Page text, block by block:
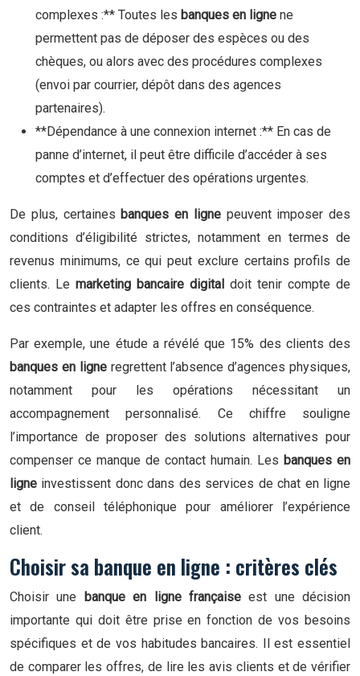
complexes :** Toutes les banques en ligne ne
permettent pas de déposer des espèces ou des
chèques, ou alors avec des procédures complexes
(envoi par courrier, dépôt dans des agences
partenaires).
**Dépendance à une connexion internet :** En cas de
panne d’internet, il peut être difficile d’accéder à ses
comptes et d’effectuer des opérations urgentes.
De plus, certaines banques en ligne peuvent imposer des
conditions d’éligibilité strictes, notamment en termes de
revenus minimums, ce qui peut exclure certains profils de
clients. Le marketing bancaire digital doit tenir compte de
ces contraintes et adapter les offres en conséquence.
Par exemple, une étude a révélé que 15% des clients des
banques en ligne regrettent l’absence d’agences physiques,
notamment pour les opérations nécessitant un
accompagnement personnalisé. Ce chiffre souligne
l’importance de proposer des solutions alternatives pour
compenser ce manque de contact humain. Les banques en
ligne investissent donc dans des services de chat en ligne
et de conseil téléphonique pour améliorer l’expérience
client.
Choisir sa banque en ligne : critères clés
Choisir une banque en ligne françaiseest une décision
importante qui doit être prise en fonction de vos besoins
spécifiques et de vos habitudes bancaires. Il est essentiel
de comparer les offres, de lire les avis clients et de vérifier